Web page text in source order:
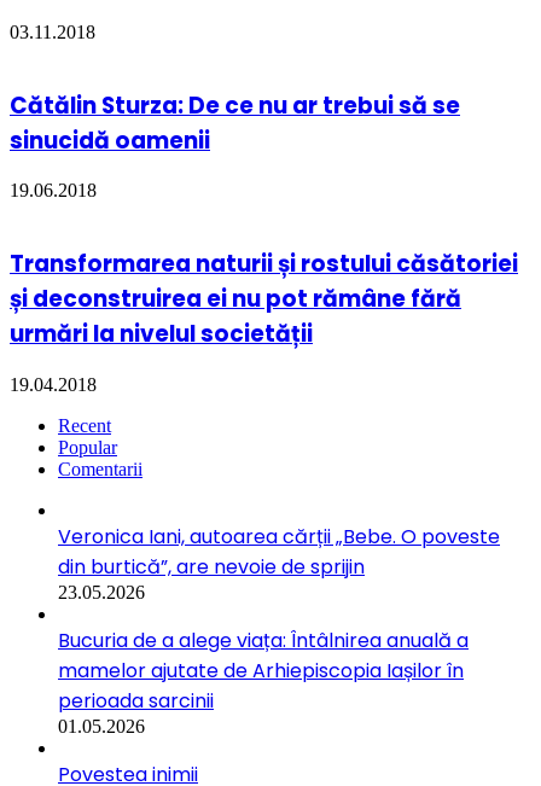
03.11.2018
Cătălin Sturza: De ce nu ar trebui să se
sinucidă oamenii
19.06.2018
Transformarea naturii și rostului căsătoriei
și deconstruirea ei nu pot rămâne fără
urmări la nivelul societății
19.04.2018
Recent
Popular
Comentarii
Veronica Iani, autoarea cărții „Bebe. O poveste
din burtică”, are nevoie de sprijin
23.05.2026
Bucuria de a alege viața: Întâlnirea anuală a
mamelor ajutate de Arhiepiscopia Iașilor în
perioada sarcinii
01.05.2026
Povestea inimii